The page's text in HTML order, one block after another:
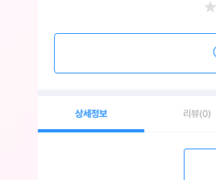
상세정보 리뷰(0)